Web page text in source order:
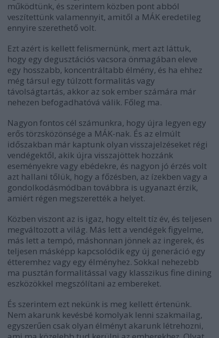
működtünk, és szerintem közben pont abból
veszítettünk valamennyit, amitől a MÁK eredetileg
ennyire szerethető volt.
Ezt azért is kellett felismernünk, mert azt láttuk,
hogy egy degusztációs vacsora önmagában eleve
egy hosszabb, koncentráltabb élmény, és ha ehhez
még társul egy túlzott formalitás vagy
távolságtartás, akkor az sok ember számára már
nehezen befogadhatóvá válik. Főleg ma.
Nagyon fontos cél számunkra, hogy újra legyen egy
erős törzsközönsége a MÁK-nak. És az elmúlt
időszakban már kaptunk olyan visszajelzéseket régi
vendégektől, akik újra visszajöttek hozzánk
eseményekre vagy ebédekre, és nagyon jó érzés volt
azt hallani tőlük, hogy a főzésben, az ízekben vagy a
gondolkodásmódban továbbra is ugyanazt érzik,
amiért régen megszerették a helyet.
Közben viszont az is igaz, hogy eltelt tíz év, és teljesen
megváltozott a világ. Más lett a vendégek figyelme,
más lett a tempó, máshonnan jönnek az ingerek, és
teljesen másképp kapcsolódik egy új generáció egy
étteremhez vagy egy élményhez. Sokkal nehezebb
ma pusztán formalitással vagy klasszikus fine dining
eszközökkel megszólítani az embereket.
És szerintem ezt nekünk is meg kellett értenünk.
Nem akarunk kevésbé komolyak lenni szakmailag,
egyszerűen csak olyan élményt akarunk létrehozni,